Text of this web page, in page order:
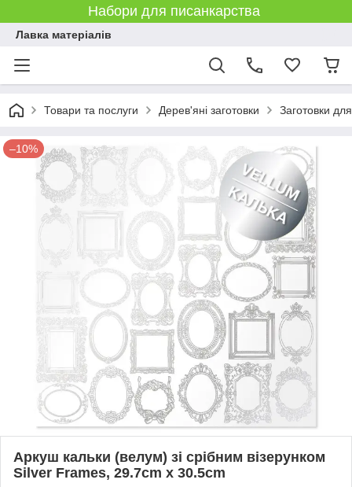
Набори для писанкарства
Лавка матеріалів
Товари та послуги Дерев'яні заготовки Заготовки
–10%
Аркуш кальки (велум) зі срібним візерунком
Silver Frames, 29.7cm x 30.5cm